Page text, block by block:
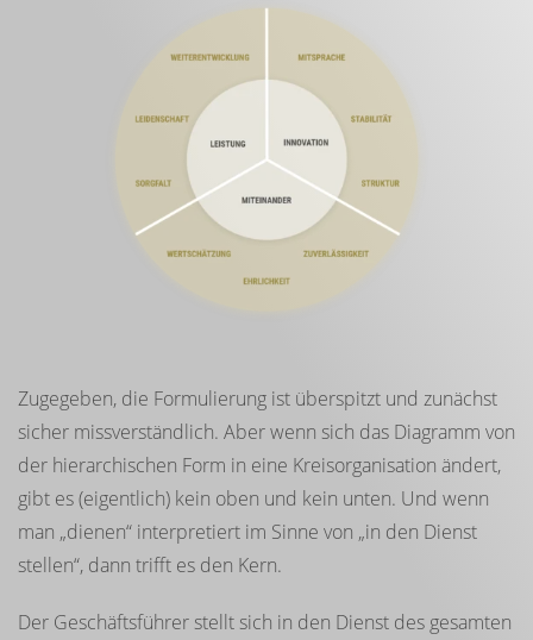
Zugegeben, die Formulierung ist überspitzt und zunächst
sicher missverständlich. Aber wenn sich das Diagramm von
der hierarchischen Form in eine Kreisorganisation ändert,
gibt es (eigentlich) kein oben und kein unten. Und wenn
man „dienen“ interpretiert im Sinne von „in den Dienst
stellen“, dann trifft es den Kern.
Der Geschäftsführer stellt sich in den Dienst des gesamten